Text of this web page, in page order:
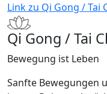
Link zu Qi Gong / Tai
Qi Gong / Tai
Bewegung ist Leben
Sanfte Bewegungen